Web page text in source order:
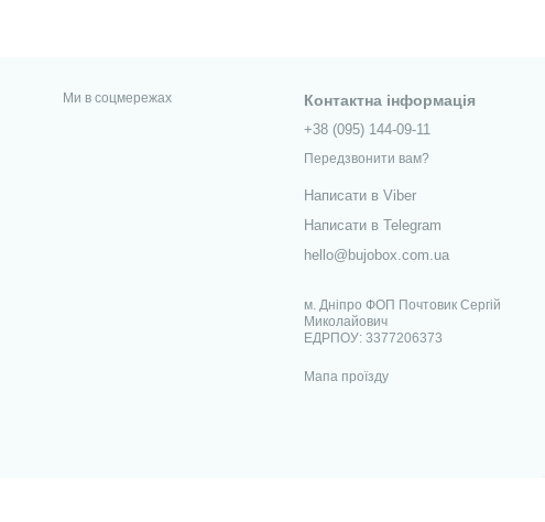
Ми в соцмережах Контактна інформація
+38 (095) 144-09-11
Передзвонити вам?
Написати в Viber
Написати в Telegram
hello@bujobox.com.ua
м. Дніпро ФОП Почтовик Сергій
Миколайович
ЕДРПОУ: 3377206373
Мапа проїзду